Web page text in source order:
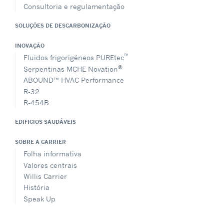
Consultoria e regulamentação
SOLUÇÕES DE DESCARBONIZAÇÃO
INOVAÇÃO
Fluidos frigorigéneos PUREtec™
Serpentinas MCHE Novation®
ABOUND™ HVAC Performance
R-32
R-454B
EDIFÍCIOS SAUDÁVEIS
SOBRE A CARRIER
Folha informativa
Valores centrais
Willis Carrier
História
Speak Up